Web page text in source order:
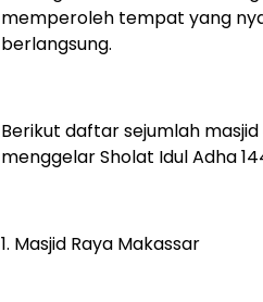
memperoleh tempat yang
berlangsung.
Berikut daftar sejumlah
menggelar Sholat Idul Adha
1. Masjid Raya Makassar